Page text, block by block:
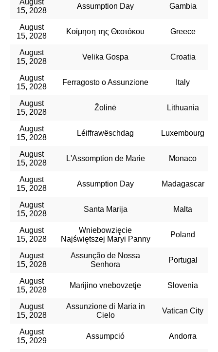
15, 2028
Assumption Day Gambia
August
15, 2028
Κοίμηση της Θεοτόκου Greece
August
15, 2028
Velika Gospa Croatia
August
15, 2028
Ferragosto o Assunzione Italy
August
15, 2028
Žolinė Lithuania
August
15, 2028
Léiffrawëschdag Luxembourg
August
15, 2028
L'Assomption de Marie Monaco
August
15, 2028
Assumption Day Madagascar
August
15, 2028
Santa Marija Malta
August
15, 2028
Wniebowzięcie
Najświętszej Maryi Panny
Poland
August
15, 2028
Assunção de Nossa
Senhora
Portugal
August
15, 2028
Marijino vnebovzetje Slovenia
August
15, 2028
Assunzione di Maria in
Cielo
Vatican City
August
15, 2029
Assumpció Andorra